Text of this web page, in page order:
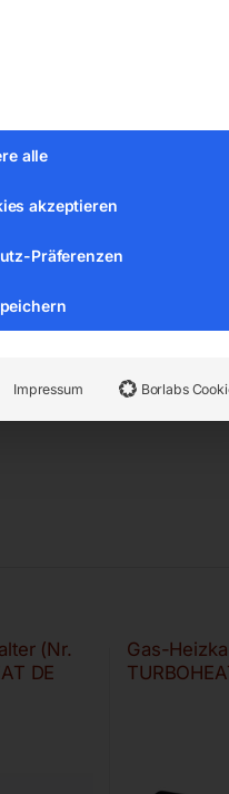
(Nr.
DE
Gas-
alle
akzeptieren
Präferenzen
Impressum Borlabs